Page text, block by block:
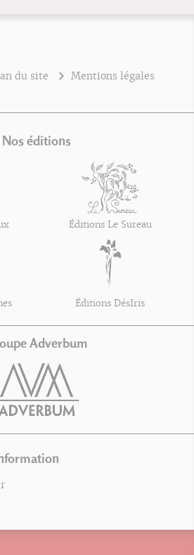
du site
Mentions légales
Nos éditions
Éditions Le Sureau
Éditions DésIris
Adverbum